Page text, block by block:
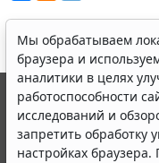
Мы обрабатываем
браузера и
аналитики в целях
работоспособности
исследований и
запретить обработку
настройках браузера.
© ООО "НПП "ГАРАНТ-
выпускается с 1990
являются